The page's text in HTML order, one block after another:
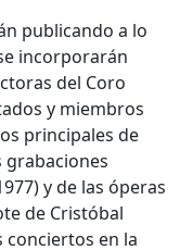
publicando a lo
incorporarán
del Coro
y miembros
principales de
y de las óperas
de Cristóbal
conciertos en la